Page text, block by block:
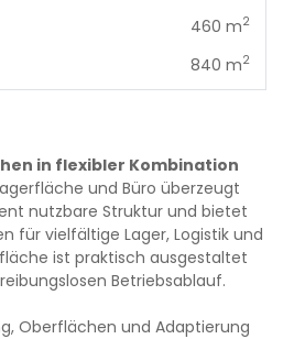
in flexibler Kombination
und Büro überzeugt
nutzbare Struktur und bietet
für vielfältige Lager, Logistik und
ist praktisch ausgestaltet
Betriebsablauf.
Oberflächen und Adaptierung
460 m2
840 m2